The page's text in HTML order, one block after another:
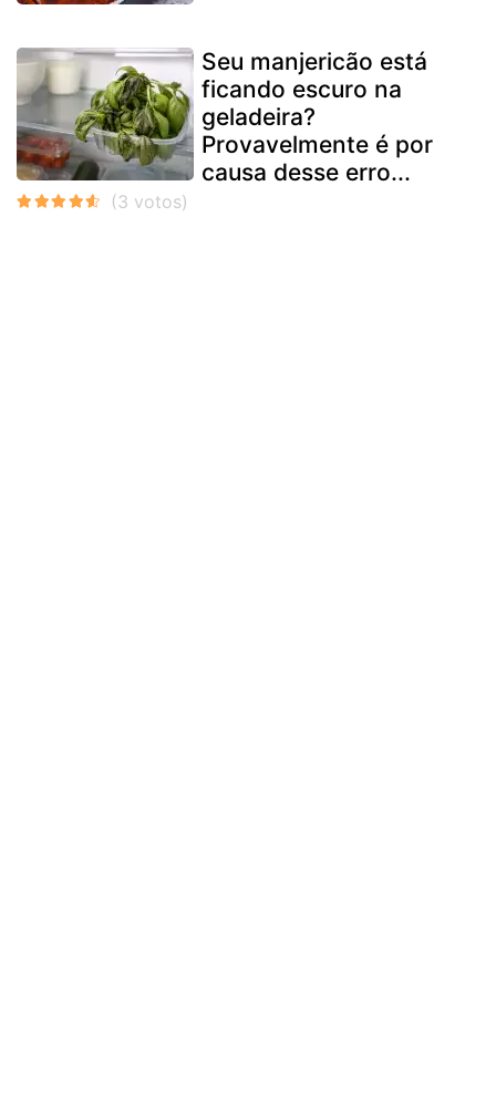
Seu manjericão está
ficando escuro na
geladeira?
Provavelmente é por
causa desse erro...